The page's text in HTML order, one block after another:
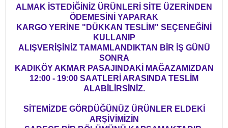
ALMAK İSTEDİĞİNİZ ÜRÜNLERİ SİTE ÜZERİNDEN
ÖDEMESİNİ YAPARAK
KARGO YERİNE "DÜKKAN TESLİM" SEÇENEĞİNİ
KULLANIP
ALIŞVERİŞİNİZ TAMAMLANDIKTAN BİR İŞ GÜNÜ
SONRA
KADIKÖY AKMAR PASAJINDAKİ MAĞAZAMIZDAN
12:00 - 19:00 SAATLERİ ARASINDA TESLİM
ALABİLİRSİNİZ.
SİTEMİZDE GÖRDÜĞÜNÜZ ÜRÜNLER ELDEKİ
ARŞİVİMİZİN